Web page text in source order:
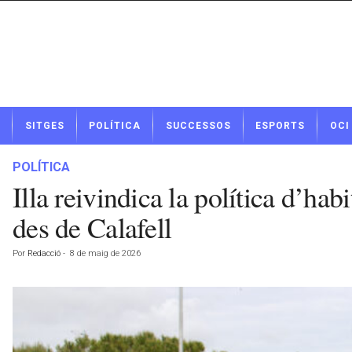
t
SITGES POLÍTICA SUCCESSOS ESPORTS OCI
POLÍTICA
Illa reivindica la política
des de Calafell
Por Redacció - 8 de maig de 2026